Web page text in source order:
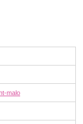
malo